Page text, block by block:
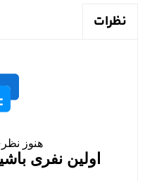
نظرات
هنوز
اولین نفری